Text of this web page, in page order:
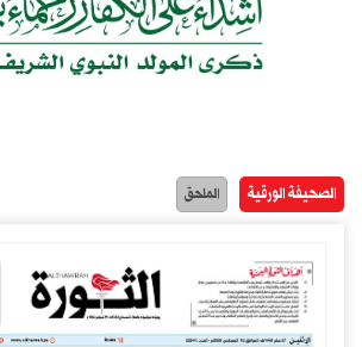
الصحيفة الورقية الملحق